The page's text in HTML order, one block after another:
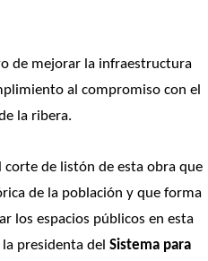
de mejorar la infraestructura
al compromiso con el
la ribera.
de listón de esta obra que
de la población y que forma
los espacios públicos en esta
presidenta del Sistema para